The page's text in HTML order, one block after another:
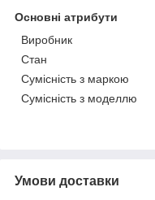
Основні атрибути
Виробник
Стан
Сумісність з маркою
Сумісність з моделлю
Умови доставки